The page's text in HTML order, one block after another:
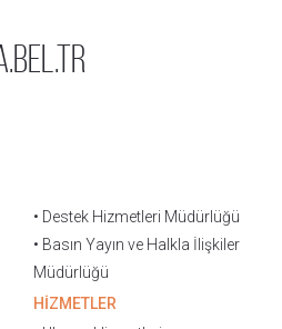
• Destek Hizmetleri Müdürlüğü
• Basın Yayın ve Halkla İlişkiler
Müdürlüğü
HİZMETLER